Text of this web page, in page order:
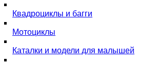
Квадроциклы и багги
Мотоциклы
Каталки и модели для малышей